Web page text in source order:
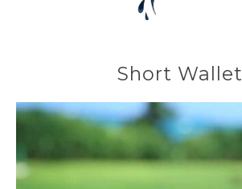
Short Wallet